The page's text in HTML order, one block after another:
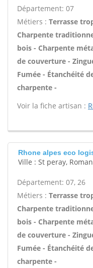
Département: 07
Métiers : Terrasse
Charpente
bois - Charpente
de couverture -
Fumée - Étanchéité
charpente -
Voir la fiche artisan :
Rhone alpes eco
Ville : St peray,
Département: 07, 26
Métiers : Terrasse
Charpente
bois - Charpente
de couverture -
Fumée - Étanchéité
charpente -